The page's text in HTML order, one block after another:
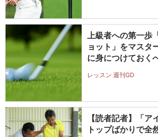
上級者への第一歩
ョット」をマスタ
に身につけておく
レッスン 週刊GD
【読者記者】「
トップばかりで全